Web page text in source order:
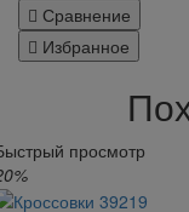
Сравнение
Избранное
просмотр